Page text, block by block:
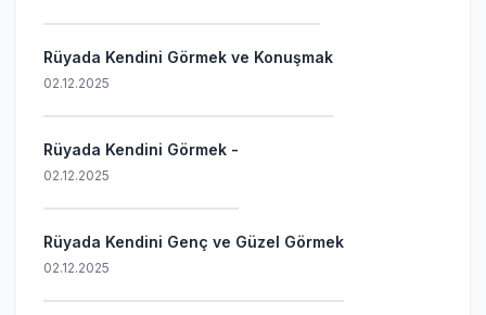
Rüyada Kendini Görmek ve Konuşmak
02.12.2025
Rüyada Kendini Görmek -
02.12.2025
Rüyada Kendini Genç ve Güzel Görmek
02.12.2025